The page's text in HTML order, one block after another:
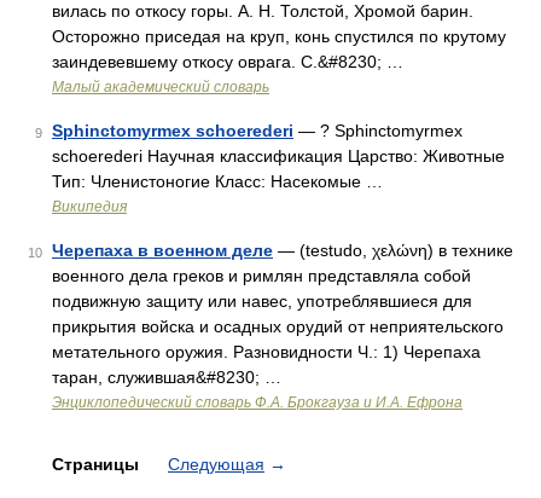
вилась по откосу горы. А. Н. Толстой, Хромой барин.
Осторожно приседая на круп, конь спустился по крутому
заиндевевшему откосу оврага. С.&#8230; …
Малый академический словарь
9 Sphinctomyrmex schoerederi — ? Sphinctomyrmex
schoerederi Научная классификация Царство: Животные
Тип: Членистоногие Класс: Насекомые …
Википедия
10 Черепаха в военном деле — (testudo, χελώνη) в технике
военного дела греков и римлян представляла собой
подвижную защиту или навес, употреблявшиеся для
прикрытия войска и осадных орудий от неприятельского
метательного оружия. Разновидности Ч.: 1) Черепаха
таран, служившая&#8230; …
Энциклопедический словарь Ф.А. Брокгауза и И.А. Ефрона
Страницы Следующая →